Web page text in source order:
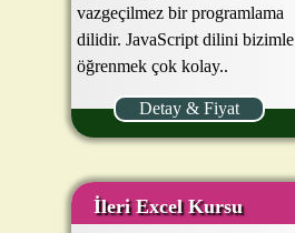
vazgeçilmez bir programlama
dilidir. JavaScript dilini bizimle
öğrenmek çok kolay..
Detay & Fiyat
İleri Excel Kursu